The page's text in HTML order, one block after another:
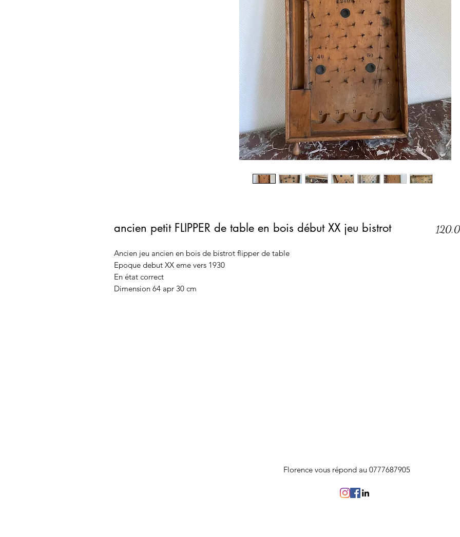
ancien petit FLIPPER de table en bois début XX jeu bistrot
Ancien jeu ancien en bois de bistrot flipper de table
Epoque debut XX eme vers 1930
En état correct
Dimension 64 apr 30 cm
Florence vous répond au 0777687905